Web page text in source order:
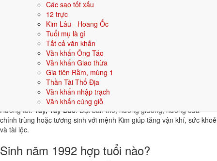
Các sao tốt xấu
12 trực
Kim Lâu - Hoang Ốc
Tuổi mụ là gì
Tất cả văn khấn
Văn khấn Ông Táo
Văn khấn Giao thừa
Gia tiên Rằm, mùng 1
Thần Tài Thổ Địa
Văn khấn nhập trạch
Văn khấn cúng giỗ
Người sinh năm1992mệnhKim
tương sinh, kỵ các yếu tố tương khắc. Cụ thể trên 5 phương diện:
Sinh năm 1992 hợp màu gì?
Người mệnhKimsinh năm 1992 nên ưu tiên các màu thuộc bản mệnh
và màu tương sinh:Trắng, Bạc, Xám, Vàng nhạt
xe, sơn nhà, vật phẩm phong thuỷ.
Sinh năm 1992 hợp hướng nào?
Hướng tốt:Tây, Tây Bắc. Đặt bàn thờ, hướng giường, hướng cửa
chính trùng hoặc tương sinh với mệnh Kim giúp tăng vận khí, sức khoẻ
và tài lộc.
Sinh năm 1992 hợp tuổi nào?